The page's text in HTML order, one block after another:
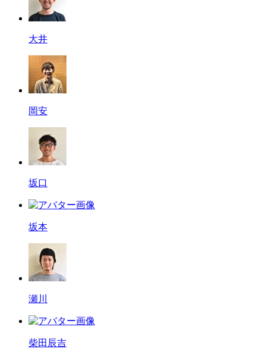
大井
岡安
坂口
坂本
瀬川
柴田辰吉